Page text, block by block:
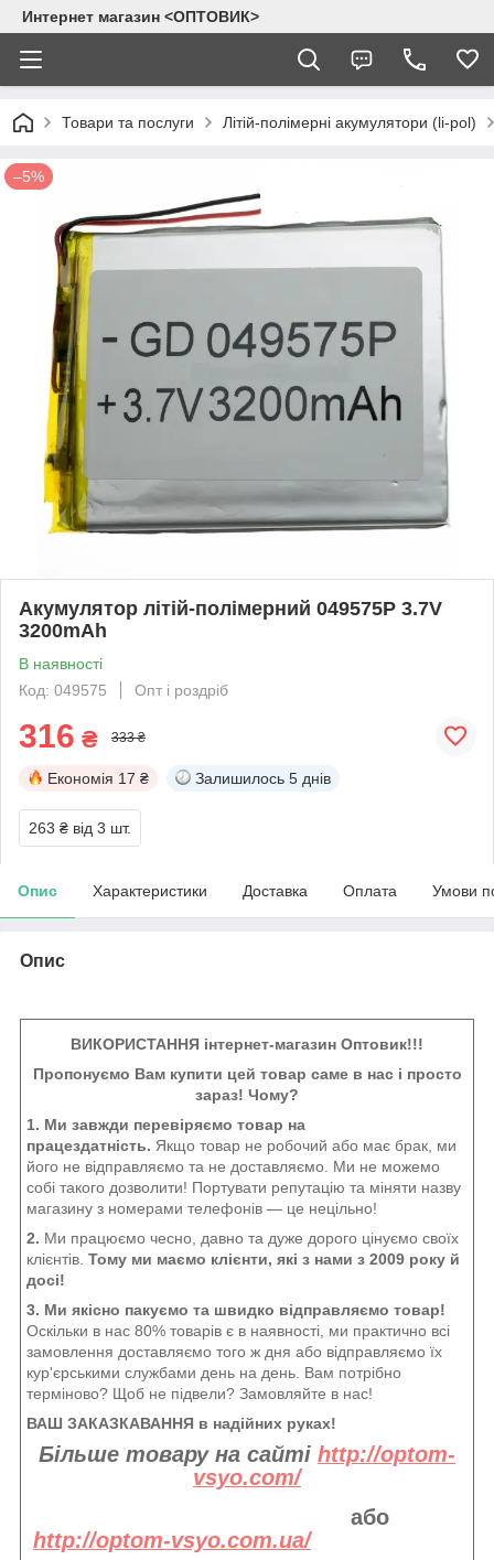
Интернет магазин <ОПТОВИК>
Товари та послуги Літій-полімерні акумулятори (li-pol)
–5%
Акумулятор літій-полімерний 049575P 3.7V
3200mAh
В наявності
Код: 049575
Опт і роздріб
316 ₴ 333 ₴
Економія 17 ₴ Залишилось 5 днів
263 ₴ від 3 шт.
Опис Характеристики Доставка Оплата Умови
Опис
ВИКОРИСТАННЯ інтернет-магазин Оптовик!!!
Пропонуємо Вам купити цей товар саме в нас і просто
зараз! Чому?
1. Ми завжди перевіряємо товар на
працездатність. Якщо товар не робочий або має брак, ми
його не відправляємо та не доставляємо. Ми не можемо
собі такого дозволити! Портувати репутацію та міняти назву
магазину з номерами телефонів — це нецільно!
2. Ми працюємо чесно, давно та дуже дорого цінуємо своїх
клієнтів. Тому ми маємо клієнти, які з нами з 2009 року й
досі!
3. Ми якісно пакуємо та швидко відправляємо товар!
Оскільки в нас 80% товарів є в наявності, ми практично всі
замовлення доставляємо того ж дня або відправляємо їх
кур'єрськими службами день на день. Вам потрібно
терміново? Щоб не підвели? Замовляйте в нас!
ВАШ ЗАКАЗКАВАННЯ в надійних руках!
Більше товару на сайті http://optom-
vsyo.com/
або
http://optom-vsyo.com.ua/